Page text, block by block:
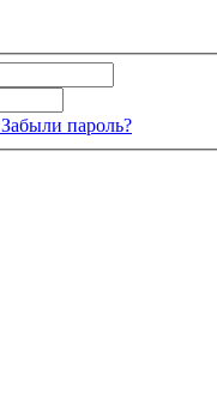
Забыли пароль?